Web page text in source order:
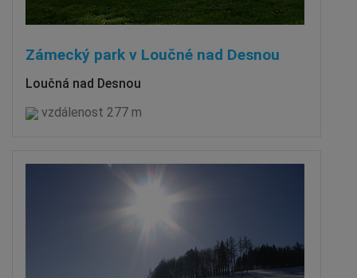
Zámecký park v Loučné nad Desnou
Loučná nad Desnou
vzdálenost 277 m